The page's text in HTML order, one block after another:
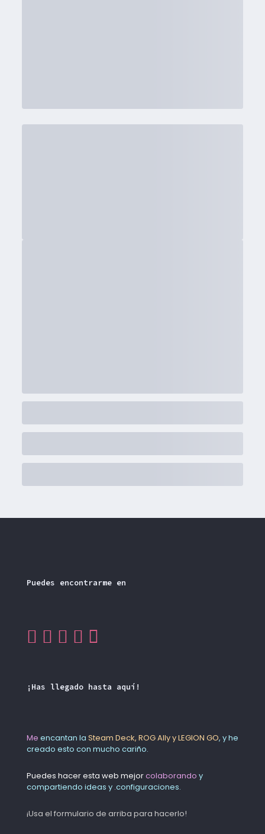
Puedes encontrarme en
¡Has llegado hasta aquí!
Me encantan la Steam Deck, ROG Ally y LEGION GO, y he
creado esto con mucho cariño.
Puedes hacer esta web mejorcolaborando y
compartiendo ideas y .configuraciones.
¡Usa el formulario de arriba para hacerlo!